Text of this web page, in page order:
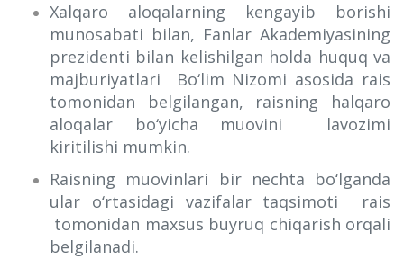
Xalqaro aloqalarning kengayib borishi
munosabati bilan, Fanlar Akademiyasining
prezidenti bilan kelishilgan holda huquq va
majburiyatlari Bo‘lim Nizomi asosida rais
tomonidan belgilangan, raisning halqaro
aloqalar bo‘yicha muovini lavozimi
kiritilishi mumkin.
Raisning muovinlari bir nechta bo‘lganda
ular o‘rtasidagi vazifalar taqsimoti rais
tomonidan maxsus buyruq chiqarish orqali
belgilanadi.